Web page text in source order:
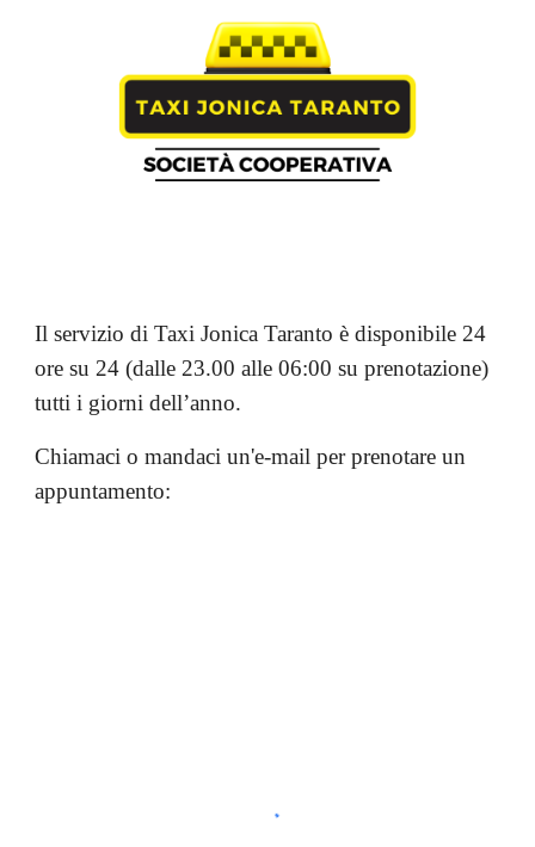
Il servizio di Taxi Jonica Taranto è disponibile 24
ore su 24 (dalle 23.00 alle 06:00 su prenotazione)
tutti i giorni dell’anno.
Chiamaci o mandaci un'e-mail per prenotare un
appuntamento: